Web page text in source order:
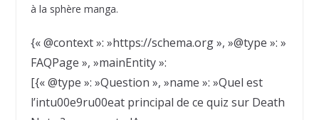
à la sphère manga.
{« @context »: »https://schema.org », »@type »: »
FAQPage », »mainEntity »:
[{« @type »: »Question », »name »: »Quel est
l’intu00e9ru00eat principal de ce quiz sur Death